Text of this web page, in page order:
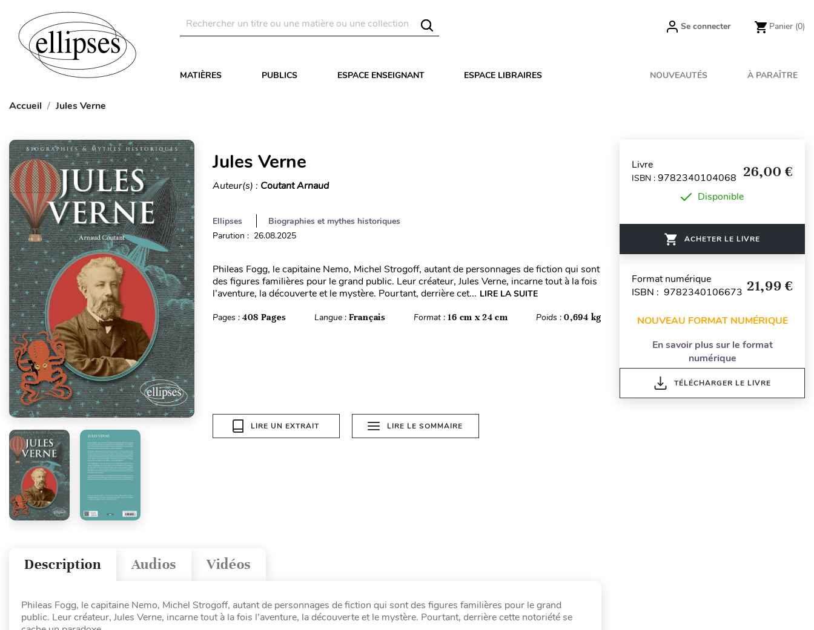
Se connecter Panier (0)
MATIÈRES PUBLICS ESPACE ENSEIGNANT ESPACE LIBRAIRES NOUVEAUTÉS À PARAÎTRE
Accueil Jules Verne
Jules Verne
Auteur(s) : Coutant Arnaud
Ellipses
Biographies et mythes historiques
Parution : 26.08.2025
Phileas Fogg, le capitaine Nemo, Michel Strogoff, autant de personnages de fiction qui sont
des figures familières pour le grand public. Leur créateur, Jules Verne, incarne tout à la fois
l’aventure, la découverte et le mystère. Pourtant, derrière cet... LIRE LA SUITE
Pages : 408 Pages Langue :Français Format :16 cm x 24 cm Poids :0,694 kg
LIRE UN EXTRAIT LIRE LE SOMMAIRE
Vidéos
Audios
Description
Phileas Fogg, le capitaine Nemo, Michel Strogoff, autant de personnages de fiction qui sont des figures familières pour le grand
public. Leur créateur, Jules Verne, incarne tout à la fois l’aventure, la découverte et le mystère. Pourtant, derrière cette notoriété se
Livre
ISBN : 9782340104068 26,00 €
Disponible
ACHETER LE LIVRE
Format numérique
ISBN : 9782340106673 21,99 €
NOUVEAU FORMAT NUMÉRIQUE
En savoir plus sur le format
numérique
TÉLÉCHARGER LE LIVRE